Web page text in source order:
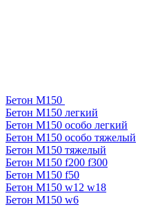
Бетон М150
Бетон М150 легкий
Бетон М150 особо легкий
Бетон М150 особо тяжелый
Бетон М150 тяжелый
Бетон М150 f200 f300
Бетон М150 f50
Бетон М150 w12 w18
Бетон М150 w6